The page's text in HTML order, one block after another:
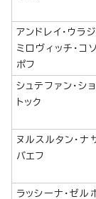
アンドレイ・ウラ
ミロヴィッチ・コ
ポフ
シュテファン・シ
トック
ヌルスルタン・ナ
バエフ
ラッシーナ・ゼル